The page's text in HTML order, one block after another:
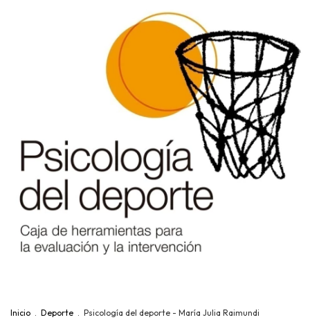
Inicio . Deporte . Psicología del deporte - María Julia Raimundi